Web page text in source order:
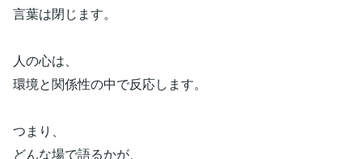
言葉は閉じます。
人の心は、
環境と関係性の中で反応します。
つまり、
どんな場で語るかが、